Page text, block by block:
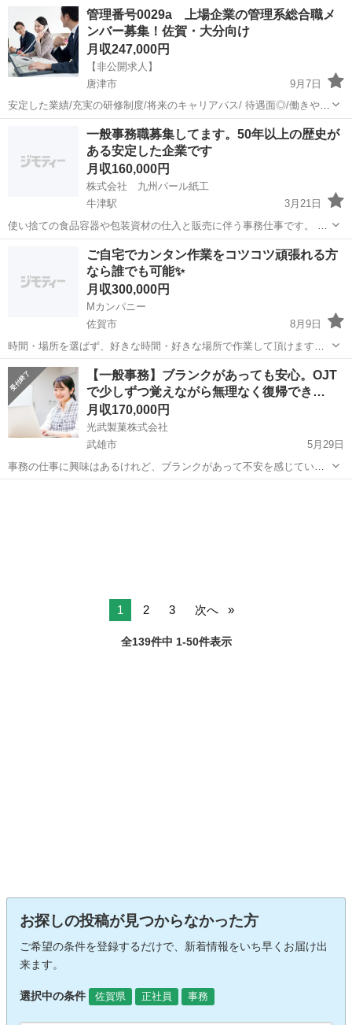
管理番号0029a 上場企業の管理系総合職メ
ンバー募集！佐賀・大分向け
月収247,000円
【非公開求人】
唐津市
9月7日
安定した業績/充実の研修制度/将来のキャリアパス/ 待遇面◎/働きやす
さ◎/モチベーション◎/ 20～30代の方を積極採用中 【職種】 事務・管
理/総務・事務 【職務内容】 ■書類作成・ファイリング ■...
総務 業務
一般事務職募集してます。50年以上の歴史が
ある安定した企業です
月収160,000円
株式会社 九州パール紙工
牛津駅
3月21日
使い捨ての食品容器や包装資材の仕入と販売に伴う事務仕事です。 伝
票発行 電話対応 接客 営業のサポート業務 見積書作成 メーカー
への問い合わせ業務 パソコン操作が出来る方 業務経験
牛津駅 一般事務 業務
ご自宅でカンタン作業をコツコツ頑張れる方
なら誰でも可能✨
月収300,000円
Mカンパニー
佐賀市
8月9日
時間・場所を選ばず、好きな時間・好きな場所で作業して頂けます✨
２０２０年色んなことが起こっていますがこれをチャンスと捉えて新
しいお仕事しませんか？✨ 年金があるかも分からない時代・未来が不
安。。。 何もしな...
佐賀 佐賀市 事務
【一般事務】ブランクがあっても安心。OJT
で少しずつ覚えながら無理なく復帰でき…
月収170,000円
光武製菓株式会社
武雄市
5月29日
事務の仕事に興味はあるけれど、ブランクがあって不安を感じている
方必見👀 食品工場の現場とお客様をつなぐ、事務のお仕事！ 【仕事内
1 2 3 次へ
全139件中 1-50件表示
お探しの投稿が見つからなかった方
ご希望の条件を登録するだけで、新着情報をいち早くお届け出
来ます。
選択中の条件 佐賀県 正社員 事務